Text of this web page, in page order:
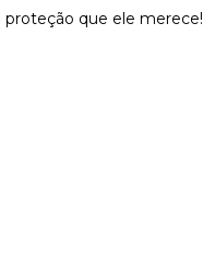
proteção que ele merece!